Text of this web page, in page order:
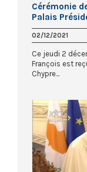
Cérémonie
Palais
02/12/2021
Ce jeudi 2
François est
Chypre...